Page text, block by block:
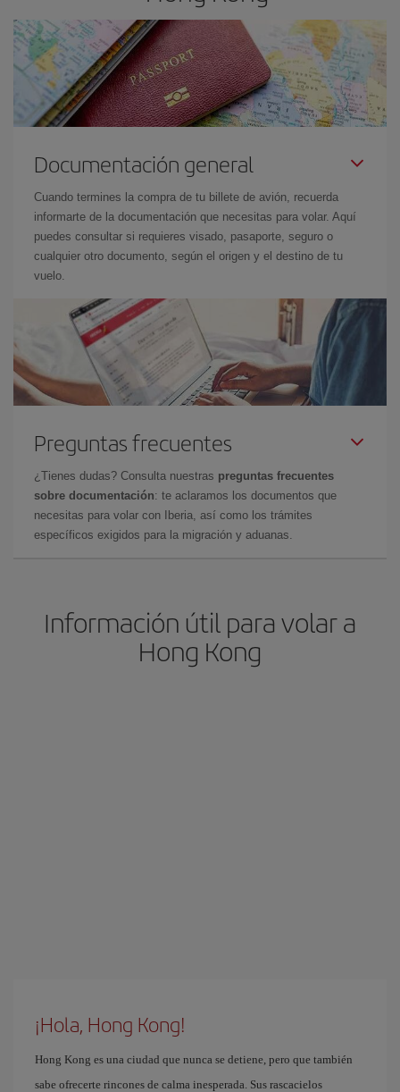
Documentación general
Cuando termines la compra de tu billete de avión, recuerda
informarte de la documentación que necesitas para volar. Aquí
puedes consultar si requieres visado, pasaporte, seguro o
cualquier otro documento, según el origen y el destino de tu
vuelo.
Preguntas frecuentes
¿Tienes dudas? Consulta nuestras preguntas frecuentes
sobre documentación: te aclaramos los documentos que
necesitas para volar con Iberia, así como los trámites
específicos exigidos para la migración y aduanas.
Información útil para volar a
Hong Kong
¡Hola, Hong Kong!
Hong Kong es una ciudad que nunca se detiene, pero que también
sabe ofrecerte rincones de calma inesperada. Sus rascacielos